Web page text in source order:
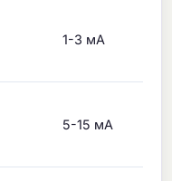
1-3 мА
5-15 мА